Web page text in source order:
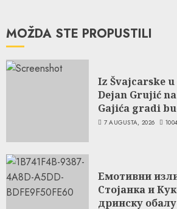
MOŽDA STE PROPUSTILI
Iz Švajcarske
Dejan Grujić
Gajića gradi
7 AUGUSTA, 2026 1004
Емотивни
Стојанка и
дринску